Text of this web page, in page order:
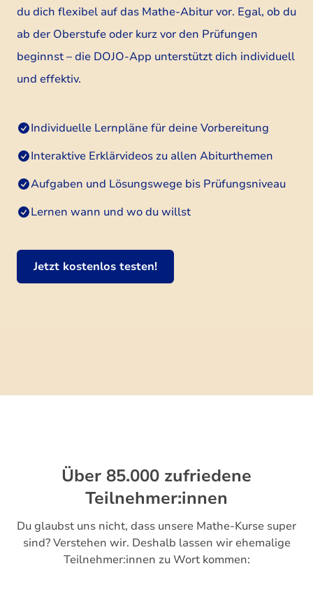
du dich flexibel auf das Mathe-Abitur vor. Egal, ob du
ab der Oberstufe oder kurz vor den Prüfungen
beginnst – die DOJO-App unterstützt dich individuell
und effektiv.
Individuelle Lernpläne für deine Vorbereitung
Interaktive Erklärvideos zu allen Abiturthemen
Aufgaben und Lösungswege bis Prüfungsniveau
Lernen wann und wo du willst
Jetzt kostenlos testen!
Über 85.000 zufriedene
Teilnehmer:innen
Du glaubst uns nicht, dass unsere Mathe-Kurse super
sind? Verstehen wir. Deshalb lassen wir ehemalige
Teilnehmer:innen zu Wort kommen: